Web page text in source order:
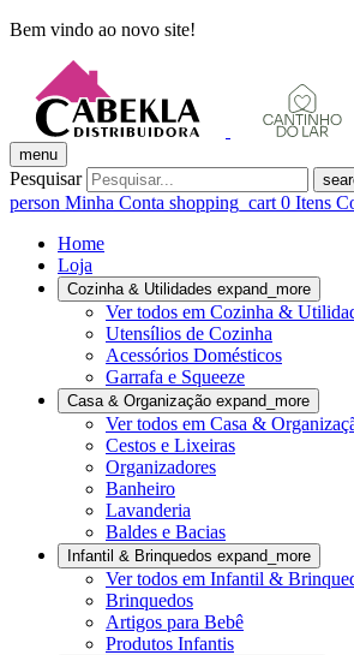
Bem vindo ao novo site!
menu
Pesquisar
person Minha Conta shopping_cart 0 Itens
Home
Loja
Cozinha & Utilidades expand_more
Ver todos em Cozinha &
Utensílios de Cozinha
Acessórios Domésticos
Garrafa e Squeeze
Casa & Organização expand_more
Ver todos em Casa &
Cestos e Lixeiras
Organizadores
Banheiro
Lavanderia
Baldes e Bacias
Infantil & Brinquedos expand_more
Ver todos em Infantil &
Brinquedos
Artigos para Bebê
Produtos Infantis